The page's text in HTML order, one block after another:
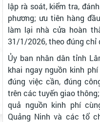
lập rà soát, kiểm tra,
phương; ưu tiên hàng
làm lại nhà cửa hoàn
31/1/2026, theo đúng chỉ
Ủy ban nhân dân tỉnh
khai ngay nguồn kinh
đúng việc cần, đúng
trên các tuyến giao
quả nguồn kinh phí
Quảng Ninh và các tổ